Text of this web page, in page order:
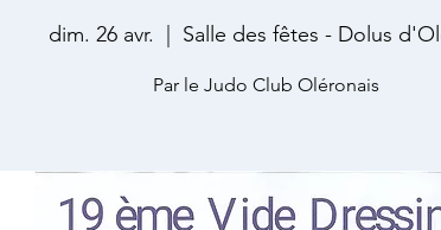
dim. 26 avr. Salle des fêtes - Dolus
Par le Judo Club Oléronais